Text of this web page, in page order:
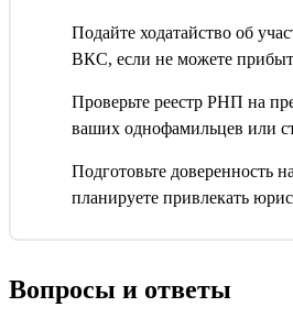
Подайте ходатайство об
ВКС, если не можете
Проверьте реестр РНП на
ваших однофамильцев или
Подготовьте доверенность
планируете привлекать
Вопросы и ответы